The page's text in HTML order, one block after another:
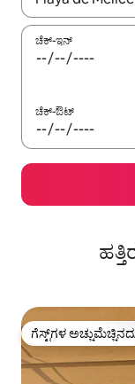
ಚೆಕ್-ಇನ್
ಚೆಕ್-ಔಟ್
ಗೆಸ್ಟ್‌ಗಳ
ಗೆಸ್ಟ್‌ಗಳ